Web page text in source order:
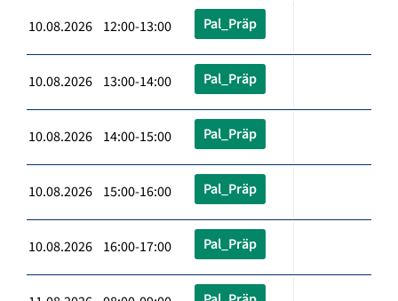
10.08.2026 12:00-13:00 Pal_Präp
10.08.2026 13:00-14:00 Pal_Präp
10.08.2026 14:00-15:00 Pal_Präp
10.08.2026 15:00-16:00 Pal_Präp
10.08.2026 16:00-17:00 Pal_Präp